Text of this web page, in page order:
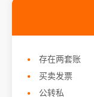
存在两套账
买卖发票
公转私